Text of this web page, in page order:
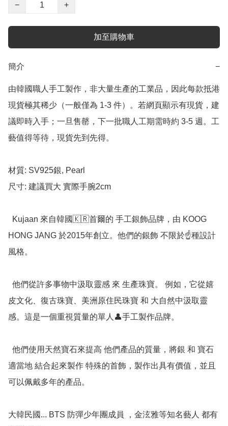
−
+
加至購物車
簡介 −
由韓國職人手工製作，非大量生產的工業品，因此每款抵港
現貨極其稀少（一般僅為 1-3 件）。若網頁顯示有現貨，建
議即時入手；一旦售罄，下一批職人工期需時約 3-5 週。工
藝值得等待，現貨先到先得。
材質: SV925銀, Pearl
尺寸: 建議買大 實際手腕2cm
HONG JANG 於2015年創立。他們的銀飾 不限於☝️種設計
風格。
皮文化、復古珠寶、美洲原住民珠寶 和 大自然中汲取靈
感。這是一個重視質量的單人👤手工製作品牌。
適當地 結合起來製作 特殊的首飾，製作出具有價值，並且
可以佩戴多年的產品。
大韓民國... BTS 防彈少年團成員 ，金泫雅等知名藝人 都有